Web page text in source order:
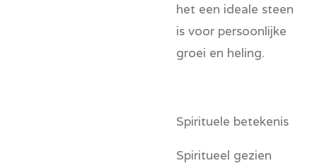
het een ideale steen
is voor persoonlijke
groei en heling.
Spirituele betekenis
Spiritueel gezien